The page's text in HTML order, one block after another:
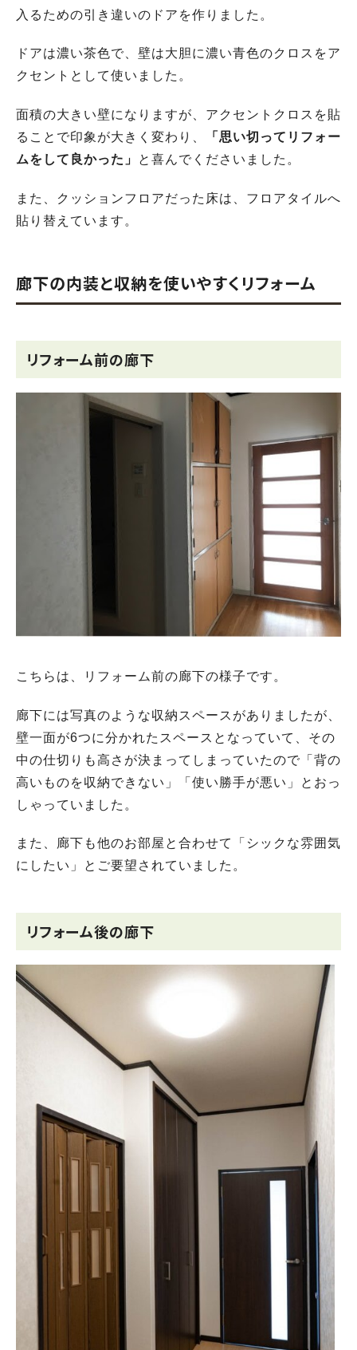
入るための引き違いのドアを作りました。
ドアは濃い茶色で、壁は大胆に濃い青色のクロスをア
クセントとして使いました。
面積の大きい壁になりますが、アクセントクロスを貼
ることで印象が大きく変わり、
「思い切ってリフォー
ムをして良かった」
と喜んでくださいました。
また、クッションフロアだった床は、フロアタイルへ
貼り替えています。
廊下の内装と収納を使いやすくリフォーム
リフォーム前の廊下
こちらは、リフォーム前の廊下の様子です。
廊下には写真のような収納スペースがありましたが、
壁一面が6つに分かれたスペースとなっていて、その
中の仕切りも高さが決まってしまっていたので「背の
高いものを収納できない」「使い勝手が悪い」とおっ
しゃっていました。
また、廊下も他のお部屋と合わせて「シックな雰囲気
にしたい」とご要望されていました。
リフォーム後の廊下